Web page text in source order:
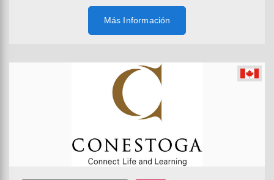
Más Información